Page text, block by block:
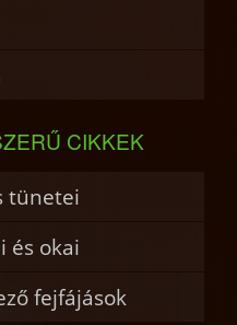
CIKKEK
tünetei
és okai
fejfájások